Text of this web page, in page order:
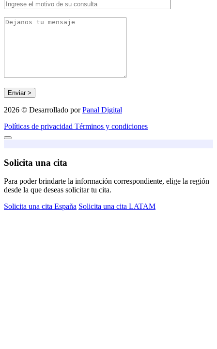
2026 © Desarrollado porPanal Digital
Políticas de privacidad Términos y condiciones
Solicita una cita
Para poder brindarte la información correspondiente, elige la región
desde la que deseas solicitar tu cita.
Solicita una cita España Solicita una cita LATAM